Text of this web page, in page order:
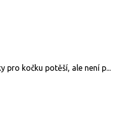
pro kočku potěší, ale není p...